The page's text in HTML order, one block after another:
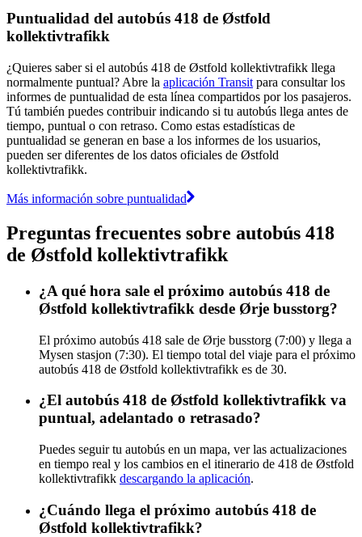
Puntualidad del autobús 418 de Østfold
kollektivtrafikk
¿Quieres saber si el autobús 418 de Østfold kollektivtrafikk llega
normalmente puntual? Abre la aplicación Transit para consultar los
informes de puntualidad de esta línea compartidos por los pasajeros.
Tú también puedes contribuir indicando si tu autobús llega antes de
tiempo, puntual o con retraso. Como estas estadísticas de
puntualidad se generan en base a los informes de los usuarios,
pueden ser diferentes de los datos oficiales de Østfold
kollektivtrafikk.
Más información sobre puntualidad
Preguntas frecuentes sobre autobús 418
de Østfold kollektivtrafikk
¿A qué hora sale el próximo autobús 418 de
Østfold kollektivtrafikk desde Ørje busstorg?
El próximo autobús 418 sale de Ørje busstorg (7:00) y llega a
Mysen stasjon (7:30). El tiempo total del viaje para el próximo
autobús 418 de Østfold kollektivtrafikk es de 30.
¿El autobús 418 de Østfold kollektivtrafikk va
puntual, adelantado o retrasado?
Puedes seguir tu autobús en un mapa, ver las actualizaciones
en tiempo real y los cambios en el itinerario de 418 de Østfold
kollektivtrafikk descargando la aplicación.
¿Cuándo llega el próximo autobús 418 de
Østfold kollektivtrafikk?